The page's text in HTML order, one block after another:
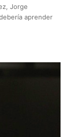
Jorge
aprender